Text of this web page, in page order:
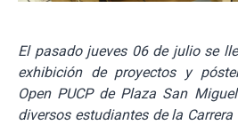
El pasado jueves 06 de julio se
exhibición de proyectos y
Open PUCP de Plaza San
diversos estudiantes de la